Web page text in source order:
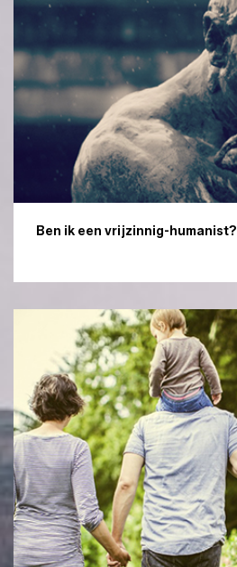
Ben ik een vrijzinnig-humanist?